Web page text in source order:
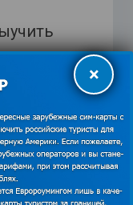
времени не
о срочном
уж
другой
×